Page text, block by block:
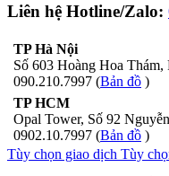
Liên hệ Hotline/Zalo:
TP Hà Nội
Số 603 Hoàng Hoa
090.210.7997 (Bản đồ )
TP HCM
Opal Tower, Số 92
0902.10.7997 (Bản đồ )
Tùy chọn giao dịch Tùy